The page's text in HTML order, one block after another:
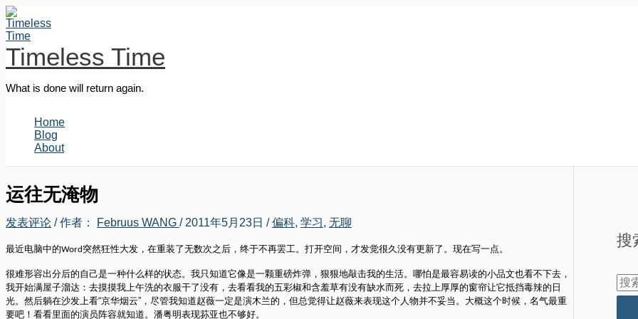
跳
至
内
Timeless Time
What is done will return again.
Home
Blog
About
运往无淹物
发表评论 / 作者： Februus WANG / 2011年5月23日 /偏科, 学习, 无聊
最近电脑中的Word 突然狂性大发，在重装了无数次之后，终于不再罢工。打开空间，才发觉很久没有更新了。现在写一点。
很难形容出分后的自己是一种什么样的状态。我只知道它像是一颗重磅炸弹，狠狠地敲击我的生活。哪怕是最容易读的小品文也看不下去，
我开始满屋子溜达：去摸摸我上午洗的衣服干了没有，去看看我的五彩椒和含羞草有没有缺水而死，去拉上厚厚的窗帘让它抵挡毒辣的日
光。然后躺在沙发上看“京华烟云”，尽管我知道赵薇一定是演木兰的，但总觉得让赵薇来表现这个人物并不妥当。大概这个时候，名气最重
要吧！看看里面的演员阵容就知道。潘粤明表现荪亚也不够好。
搜
搜